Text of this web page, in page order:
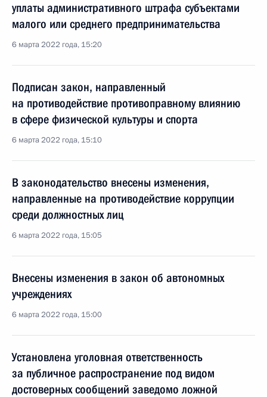
уплаты административного штрафа субъектами
малого или среднего предпринимательства
6 марта 2022 года, 15:20
Подписан закон, направленный
на противодействие противоправному влиянию
в сфере физической культуры и спорта
6 марта 2022 года, 15:10
В законодательство внесены изменения,
направленные на противодействие коррупции
среди должностных лиц
6 марта 2022 года, 15:05
Внесены изменения в закон об автономных
учреждениях
6 марта 2022 года, 15:00
Установлена уголовная ответственность
за публичное распространение под видом
достоверных сообщений заведомо ложной